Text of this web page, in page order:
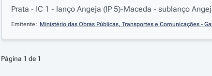
Prata - IC 1 - lanço Angeja (IP 5)-Maceda - sublanço
Emitente: Ministério das Obras Públicas, Transportes e Comunicações -
Página 1 de 1